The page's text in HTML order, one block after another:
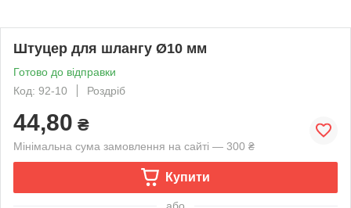
Штуцер для шлангу Ø10 мм
Готово до відправки
Код: 92-10
Роздріб
44,80 ₴
Мінімальна сума замовлення на сайті — 300 ₴
Купити
або